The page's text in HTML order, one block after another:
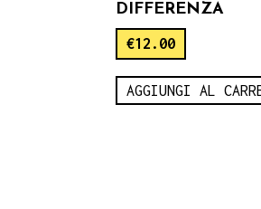
DIFFERENZA
€12.00
AGGIUNGI AL